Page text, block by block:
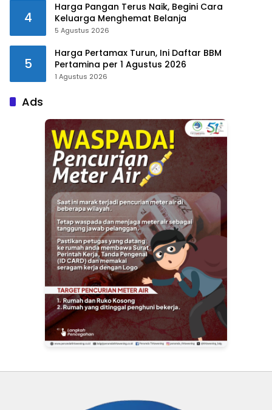
4
Harga Pangan Terus Naik, Begini Cara
Keluarga Menghemat Belanja
5 Agustus 2026
5
Harga Pertamax Turun, Ini Daftar BBM
Pertamina per 1 Agustus 2026
1 Agustus 2026
Ads